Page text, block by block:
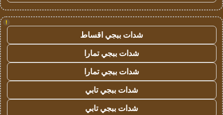
!
شدات ببجي اقساط
شدات ببجي تمارا
شدات ببجي تمارا
شدات ببجي تابي
شدات ببجي تابي